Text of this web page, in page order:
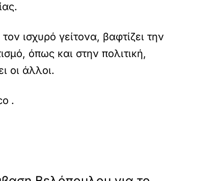
ισχυρό γείτονα, βαφτίζει την
όπως και στην πολιτική,
οι άλλοι.
tis-polis-mila-gia-apomeinaria-tou-
.